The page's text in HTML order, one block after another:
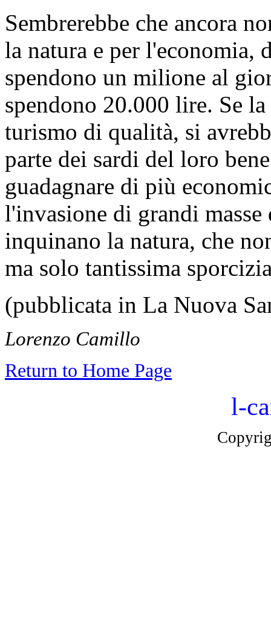
Sembrerebbe che ancora
la natura e per l'economia,
spendono un milione al
spendono 20.000 lire. Se
turismo di qualità, si
parte dei sardi del loro
guadagnare di più
l'invasione di grandi masse
inquinano la natura, che
ma solo tantissima
(pubblicata in La Nuova
Lorenzo Camillo
Return to Home Page
l-